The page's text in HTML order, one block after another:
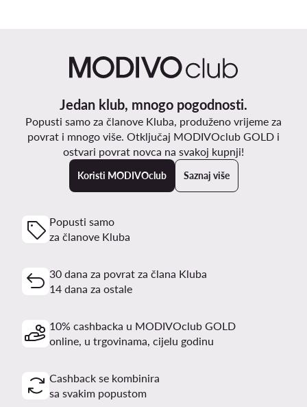
Jedan klub, mnogo pogodnosti.
Popusti samo za članove Kluba, produženo vrijeme za
povrat i mnogo više. Otključaj MODIVOclub GOLD i
ostvari povrat novca na svakoj kupnji!
Koristi MODIVOclub Saznaj više
Popusti samo
za članove Kluba
30 dana za povrat za člana Kluba
14 dana za ostale
10% cashbacka u MODIVOclub GOLD
online, u trgovinama, cijelu godinu
Cashback se kombinira
sa svakim popustom